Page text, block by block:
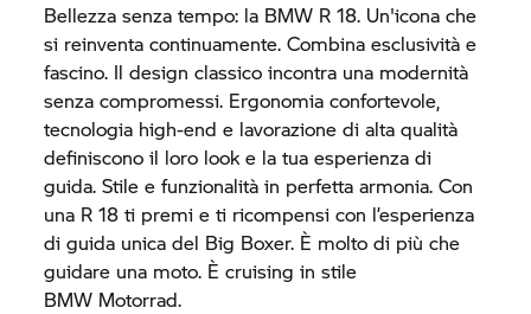
Bellezza senza tempo: la BMW R 18. Un'icona che
si reinventa continuamente. Combina esclusività e
fascino. Il design classico incontra una modernità
senza compromessi. Ergonomia confortevole,
tecnologia high-end e lavorazione di alta qualità
definiscono il loro look e la tua esperienza di
guida. Stile e funzionalità in perfetta armonia. Con
una R 18 ti premi e ti ricompensi con l’esperienza
di guida unica del Big Boxer. È molto di più che
guidare una moto. È cruising in stile
BMW Motorrad.